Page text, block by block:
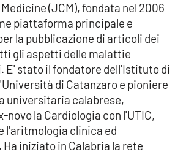
(JCM), fondata nel 2006
piattaforma principale e
la pubblicazione di articoli dei
gli aspetti delle malattie
E' stato il fondatore dell'Istituto di
di Catanzaro e pioniere
universitaria calabrese,
novo la Cardiologia con l'UTIC,
l'aritmologia clinica ed
iniziato in Calabria la rete